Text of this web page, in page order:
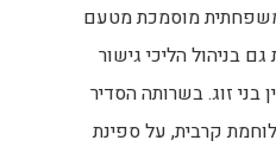
משפחתית מוסמכת מטעם
בניהול הליכי גישור
בני זוג. בשרותה הסדיר
קרבית, על ספינת